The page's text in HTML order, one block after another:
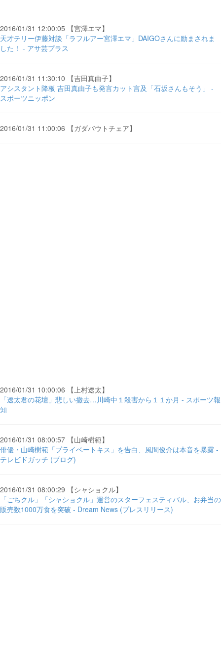
2016/01/31 12:00:05 【宮澤エマ】
天才テリー伊藤対談「ラフルアー宮澤エマ」DAIGOさんに励まされま
した！ - アサ芸プラス
2016/01/31 11:30:10 【吉田真由子】
アシスタント降板 吉田真由子も発言カット言及「石坂さんもそう」 -
スポーツニッポン
2016/01/31 11:00:06 【ガダバウトチェア】
2016/01/31 10:00:06 【上村遼太】
「遼太君の花壇」悲しい撤去…川崎中１殺害から１１か月 - スポーツ報
知
2016/01/31 08:00:57 【山崎樹範】
俳優・山崎樹範「プライベートキス」を告白、風間俊介は本音を暴露 -
テレビドガッチ (ブログ)
2016/01/31 08:00:29 【シャショクル】
「ごちクル」「シャショクル」運営のスターフェスティバル、お弁当の
販売数1000万食を突破 - Dream News (プレスリリース)